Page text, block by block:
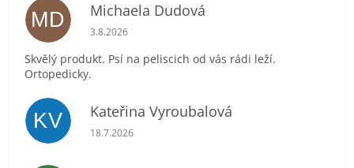
MD Michaela Dudová
Hodnocení obchodu je 5 z 5 hvězdiček.
3.8.2026
Skvělý produkt. Psí na peliscich od vás rádi leží.
Ortopedicky.
KV Kateřina Vyroubalová
Hodnocení obchodu je 5 z 5 hvězdiček.
18.7.2026